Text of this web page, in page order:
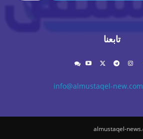
تابعنا
info@almustaqel-new.com